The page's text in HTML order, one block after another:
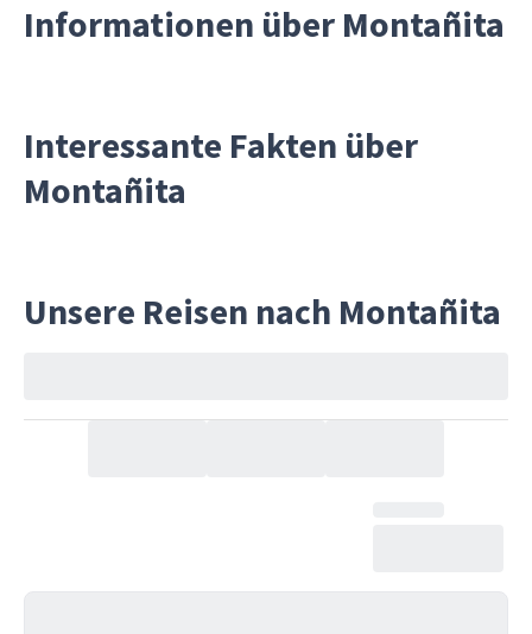
Informationen über Montañita
Interessante Fakten über
Montañita
Unsere Reisen nach Montañita